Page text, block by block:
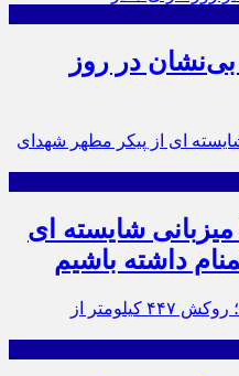
بی‌نشان در روز
شایسته ای
داشته باشیم